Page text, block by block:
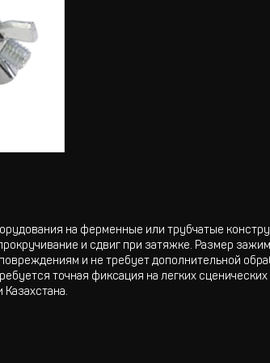
на ферменные или трубчатые
и сдвиг при затяжке. Размер
и не требует дополнительной
точная фиксация на легких
Казахстана.